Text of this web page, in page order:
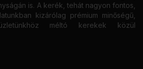
is. A kerék, tehát nagyon fontos,
kizárólag prémium minőségű,
méltó kerekek közül